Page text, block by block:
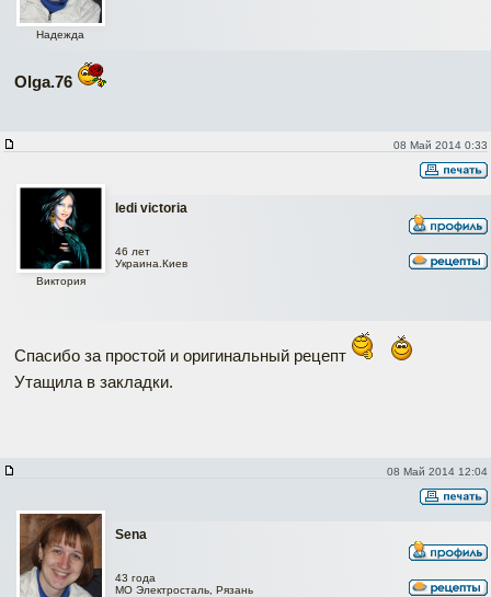
Надежда
Olga.76
08 Май 2014 0:33
ledi victoria
Виктория
46 лет
Украина.Киев
Спасибо за простой и оригинальный рецепт
Утащила в закладки.
08 Май 2014 12:04
Sena
43 года
МО Электросталь, Рязань